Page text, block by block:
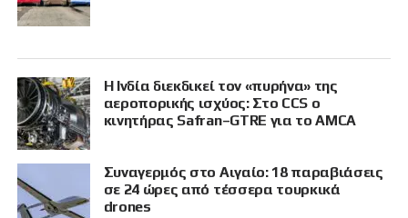
Η Ινδία διεκδικεί τον «πυρήνα» της
αεροπορικής ισχύος: Στο CCS ο
κινητήρας Safran–GTRE για το AMCA
Συναγερμός στο Αιγαίο: 18 παραβιάσεις
σε 24 ώρες από τέσσερα τουρκικά
drones